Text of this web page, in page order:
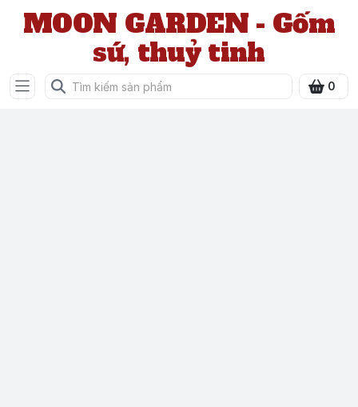
MOON GARDEN - Gốm
sứ, thuỷ tinh
0